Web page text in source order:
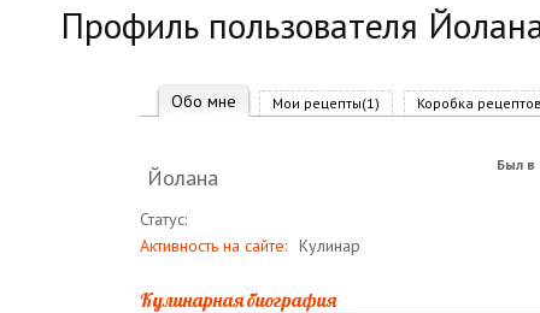
Профиль пользователя
Обо мне Мои рецепты(1) Коробка
Йолана Был в
Статус:
Активность на сайте: Кулинар
Кулинарная биография